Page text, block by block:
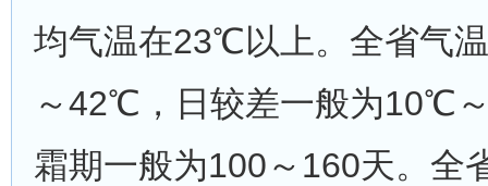
均气温在23℃以上。全省气
～42℃，日较差一般为10℃
霜期一般为100～160天。全